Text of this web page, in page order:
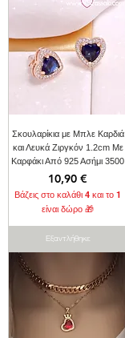
Σκουλαρίκια με Μπλε Καρδιά
και Λευκά Ζιργκόν 1.2cm Με
Καρφάκι Από 925 Ασήμι 3500
Τιμή
10,90 €
Βάζεις στο καλάθι 4 και το 1
είναι δώρο 🎁
Εξαντλήθηκε